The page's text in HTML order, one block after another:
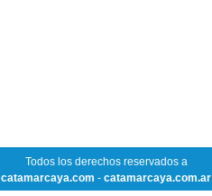
Todos los derechos reservados a
catamarcaya.com - catamarcaya.com.ar